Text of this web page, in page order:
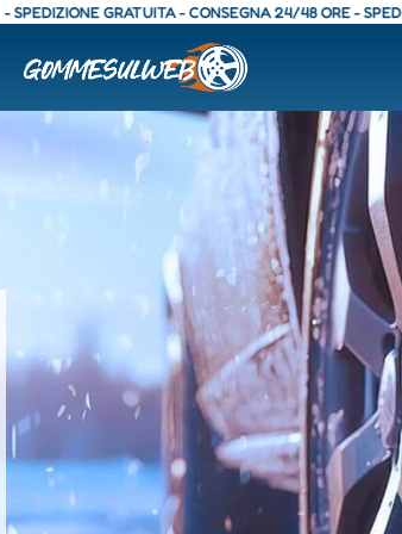
- CONSEGNA 24/48 ORE - SPEDIZIONE GRATUITA -